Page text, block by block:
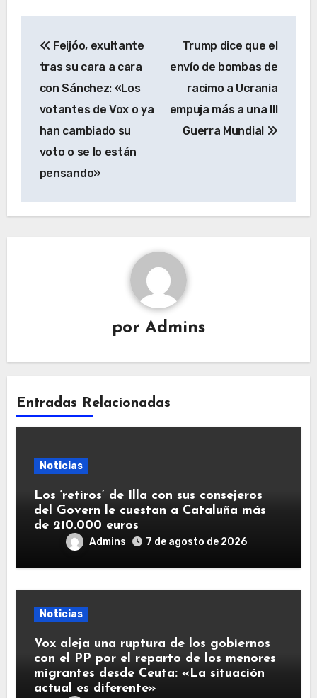
de
entradas
Feijóo, exultante
tras su cara a cara
con Sánchez: «Los
votantes de Vox o ya
han cambiado su
voto o se lo están
pensando»
Trump dice que el
envío de bombas de
racimo a Ucrania
empuja más a una III
Guerra Mundial
por Admins
Entradas Relacionadas
Noticias
Los ‘retiros’ de Illa con sus consejeros
del Govern le cuestan a Cataluña más
de 210.000 euros
Admins 7 de agosto de 2026
Noticias
Vox aleja una ruptura de los gobiernos
con el PP por el reparto de los menores
migrantes desde Ceuta: «La situación
actual es diferente»